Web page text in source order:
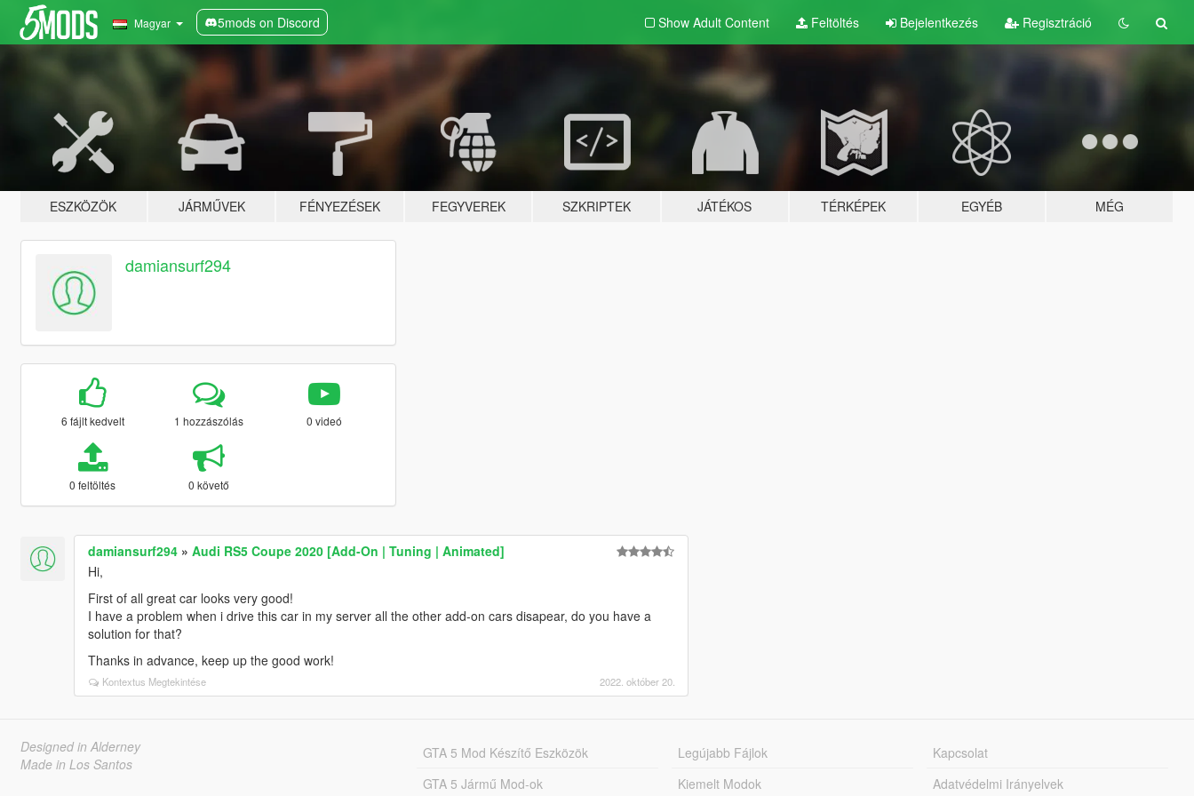
Magyar 5mods on Discord Show Adult Content Feltöltés Bejelentkezés Regisztráció
ESZKÖZÖK JÁRMŰVEK FÉNYEZÉSEK FEGYVEREK SZKRIPTEK JÁTÉKOS TÉRKÉPEK EGYÉB MÉG
damiansurf294
6 fájlt kedvelt 1 hozzászólás 0 videó
0 feltöltés 0 követő
damiansurf294» Audi RS5 Coupe 2020 [Add-On | Tuning | Animated]
Hi,
First of all great car looks very good!
I have a problem when i drive this car in my server all the other add-on cars disapear, do you have a
solution for that?
Thanks in advance, keep up the good work!
Kontextus Megtekintése 2022. október 20.
Designed in Alderney
Made in Los Santos
GTA 5 Mod Készítő Eszközök
GTA 5 Jármű Mod-ok
Legújabb Fájlok
Kiemelt Modok
Kapcsolat
Adatvédelmi Irányelvek